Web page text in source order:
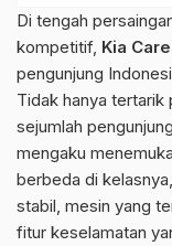
Di tengah
kompetitif, Kia
pengunjung
Tidak hanya tertarik
sejumlah
mengaku
berbeda di
stabil, mesin yang
fitur keselamatan